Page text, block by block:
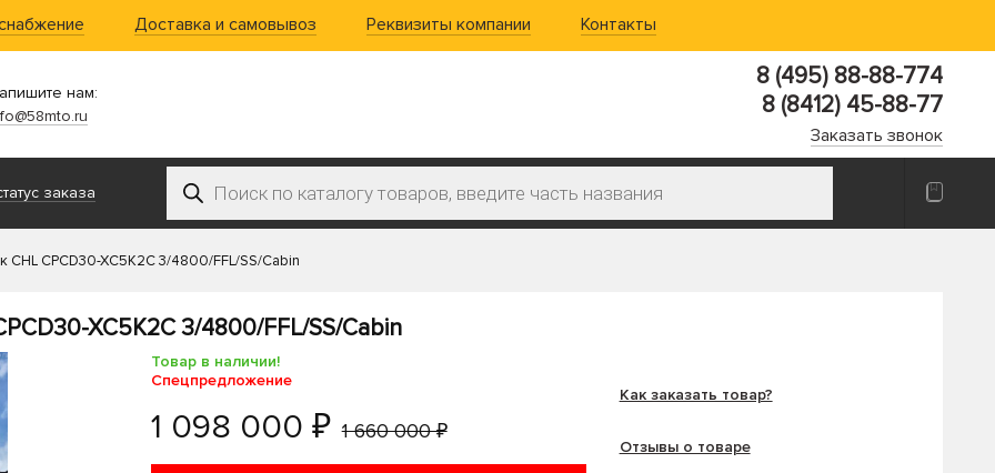
Доставка и самовывоз Реквизиты компании Контакты
нам:
8 (495) 88-88-774
8 (8412) 45-88-77
Заказать звонок
заказа Поиск товаров
CHL CPCD30-XC5K2C 3/4800/FFL/SS/Cabin
XC5K2C 3/4800/FFL/SS/Cabin
Товар в наличии!
Спецпредложение
1 098 000 ₽ 1 660 000 ₽
Как заказать товар?
Отзывы о товаре